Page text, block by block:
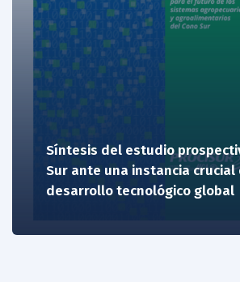
Síntesis del estudio
Sur ante una instancia crucial
desarrollo tecnológico global